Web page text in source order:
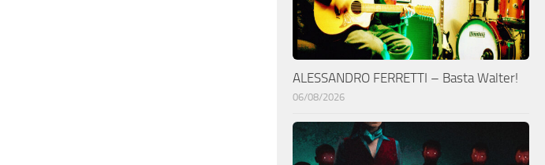
ALESSANDRO FERRETTI – Basta Walter!
06/08/2026